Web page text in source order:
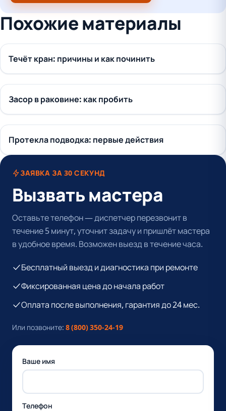
Похожие материалы
Течёт кран: причины и как починить
Засор в раковине: как пробить
Протекла подводка: первые действия
ЗАЯВКА ЗА 30 СЕКУНД
Вызвать мастера
Оставьте телефон — диспетчер перезвонит в
течение 5 минут, уточнит задачу и пришлёт мастера
в удобное время. Возможен выезд в течение часа.
Бесплатный выезд и диагностика при ремонте
Фиксированная цена до начала работ
Оплата после выполнения, гарантия до 24 мес.
Или позвоните: 8 (800) 350-24-19
Ваше имя
Телефон